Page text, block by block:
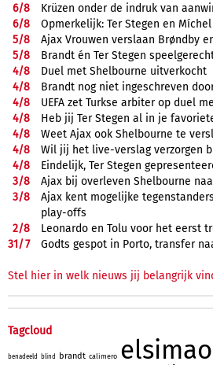
6/8
Krüzen onder de indruk van
6/8
Opmerkelijk: Ter Stegen en
5/8
Ajax Vrouwen verslaan Brøndby
5/8
Brandt én Ter Stegen
4/8
Duel met Shelbourne uitverkocht
4/8
Brandt nog niet ingeschreven
4/8
UEFA zet Turkse arbiter op duel
4/8
Heb jij Ter Stegen al in je
4/8
Weet Ajax ook Shelbourne te
4/8
Wil jij het live-verslag verzorgen
4/8
Eindelijk, Ter Stegen
3/8
Ajax bij overleven Shelbourne
3/8
Ajax kent mogelijke
play-offs
2/8
Leonardo en Tolu voor het eerst
31/7 Godts gespot in Porto, transfer
Stel hier in welk nieuws jij belangrijk
Tagcloud
benadeeld blind brandt calimero elsimao